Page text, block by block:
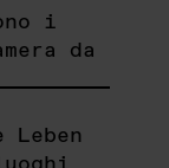
i
da
Leben